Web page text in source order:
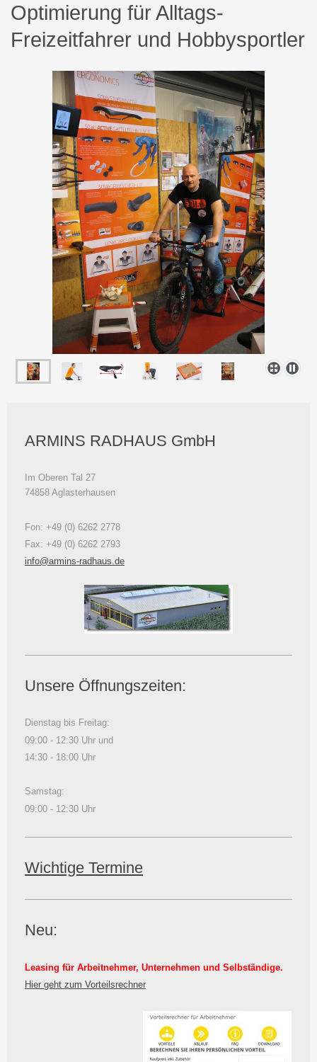
Optimierung für Alltags-
Freizeitfahrer und Hobbysportler
ARMINS RADHAUS GmbH
Im Oberen Tal 27
74858 Aglasterhausen
Fon: +49 (0) 6262 2778
Fax: +49 (0) 6262 2793
info@armins-radhaus.de
Unsere Öffnungszeiten:
Dienstag bis Freitag:
09:00 - 12:30 Uhr und
14:30 - 18:00 Uhr
Samstag:
09:00 - 12:30 Uhr
Wichtige Termine
Neu:
Leasing für Arbeitnehmer, Unternehmen und Selbständige.
Hier geht zum Vorteilsrechner